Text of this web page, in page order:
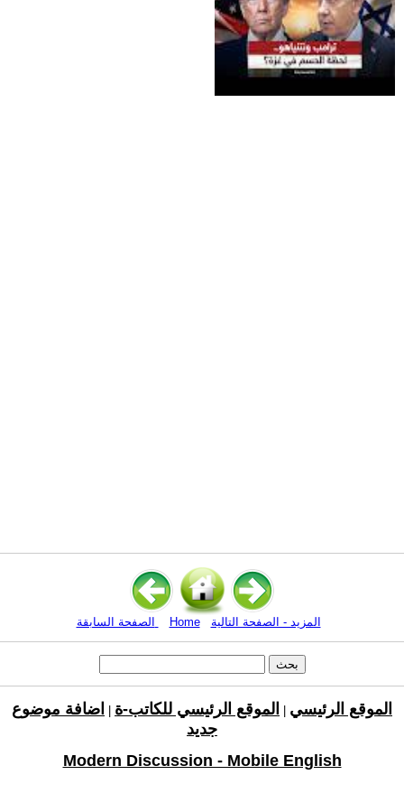
Home المزيد - الصفحة التالية
الموقع الرئيسي الموقع الرئيسي للكاتب-ة
اضافة موضوع
جديد
Modern Discussion - Mobile English